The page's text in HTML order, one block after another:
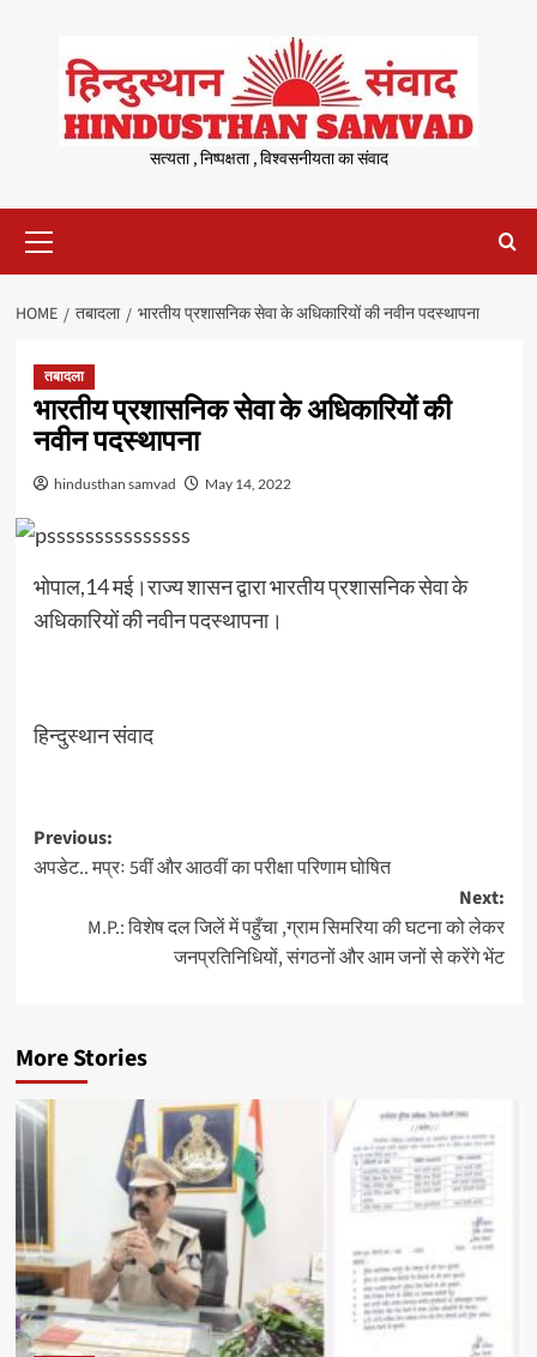
content
सत्यता , निष्पक्षता , विश्वसनीयता का संवाद
Menu
HOME तबादला भारतीय प्रशासनिक सेवा के अधिकारियों की नवीन पदस्थापना
तबादला
भारतीय प्रशासनिक सेवा के अधिकारियों की
नवीन पदस्थापना
hindusthan samvad May 14, 2022
भोपाल,14 मई।राज्य शासन द्वारा भारतीय प्रशासनिक सेवा के
अधिकारियों की नवीन पदस्थापना।
हिन्दुस्थान संवाद
Post
navigation
Previous:
अपडेट.. मप्रः 5वीं और आठवीं का परीक्षा परिणाम घोषित
Next:
M.P.: विशेष दल जिलें में पहुँचा ,ग्राम सिमरिया की घटना को लेकर
जनप्रतिनिधियों, संगठनों और आम जनों से करेंगे भेंट
More Stories